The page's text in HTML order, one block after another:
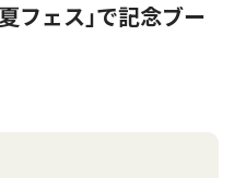
フェス｣で記念ブー